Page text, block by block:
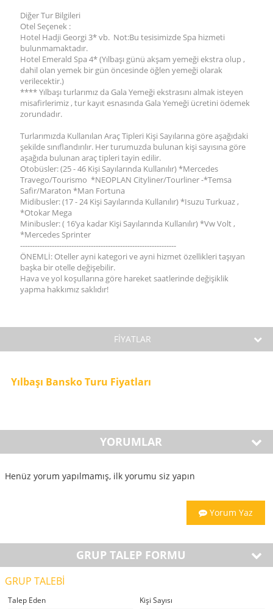
Diğer Tur Bilgileri
Otel Seçenek :
Hotel Hadji Georgi 3* vb. Not:Bu tesisimizde Spa hizmeti
bulunmamaktadır.
Hotel Emerald Spa 4* (Yılbaşı günü akşam yemeği ekstra olup ,
dahil olan yemek bir gün öncesinde öğlen yemeği olarak
verilecektir.)
**** Yılbaşı turlarımız da Gala Yemeği ekstrasını almak isteyen
misafirlerimiz , tur kayıt esnasında Gala Yemeği ücretini ödemek
zorundadır.
Turlarımızda Kullanılan Araç Tipleri Kişi Sayılarına göre aşağıdaki
şekilde sınıflandırılır. Her turumuzda bulunan kişi sayısına göre
aşağıda bulunan araç tipleri tayin edilir.
Otobüsler: (25 - 46 Kişi Sayılarında Kullanılır) *Mercedes
Travego/Tourismo *NEOPLAN Cityliner/Tourliner -*Temsa
Safir/Maraton *Man Fortuna
Midibusler: (17 - 24 Kişi Sayılarında Kullanılır) *Isuzu Turkuaz ,
*Otokar Mega
Minibusler: ( 16’ya kadar Kişi Sayılarında Kullanılır) *Vw Volt ,
*Mercedes Sprinter
----------------------------------------------------------------
ÖNEMLİ: Oteller ayni kategori ve ayni hizmet özellikleri taşıyan
başka bir otelle değişebilir.
Hava ve yol koşullarına göre hareket saatlerinde değişiklik
yapma hakkımız saklıdır!
FİYATLAR
Yılbaşı Bansko Turu Fiyatları
YORUMLAR
Henüz yorum yapılmamış, ilk yorumu siz yapın
Yorum Yaz
GRUP TALEP FORMU
GRUP TALEBİ
Talep Eden Kişi Sayısı